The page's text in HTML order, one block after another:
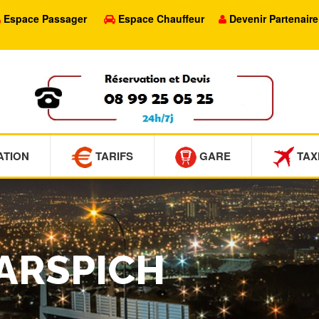
Espace Passager Espace Chauffeur Devenir Partenaire
TARIFS GARE